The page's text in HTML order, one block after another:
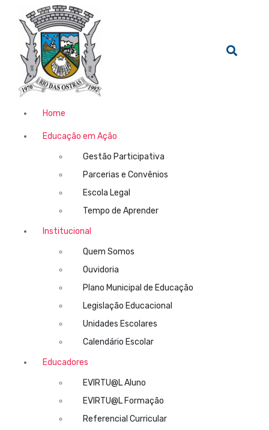
Home
Educação em Ação
Gestão Participativa
Parcerias e Convênios
Escola Legal
Tempo de Aprender
Institucional
Quem Somos
Ouvidoria
Plano Municipal de Educação
Legislação Educacional
Unidades Escolares
Calendário Escolar
Educadores
EVIRTU@L Aluno
EVIRTU@L Formação
Referencial Curricular